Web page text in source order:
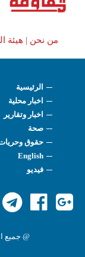
من نحن | هيئة
الرئيسية
اخبار محلية
اخبار وتقارير
صحة
حقوق
English
فيديو
@ جميع